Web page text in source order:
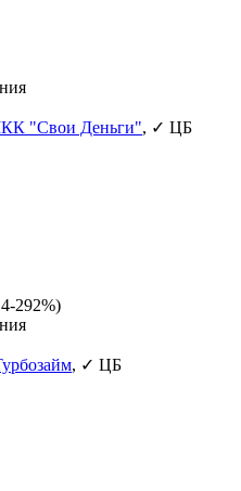
"Свои Деньги", ✓ ЦБ
292%)
, ✓ ЦБ